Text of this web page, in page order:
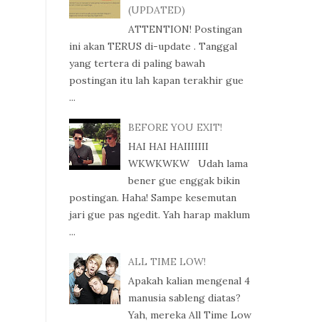
(UPDATED)
ATTENTION! Postingan
ini akan TERUS di-update . Tanggal
yang tertera di paling bawah
postingan itu lah kapan terakhir gue
...
BEFORE YOU EXIT!
HAI HAI HAIIIIIII
WKWKWKW Udah lama
bener gue enggak bikin
postingan. Haha! Sampe kesemutan
jari gue pas ngedit. Yah harap maklum
...
ALL TIME LOW!
Apakah kalian mengenal 4
manusia sableng diatas?
Yah, mereka All Time Low